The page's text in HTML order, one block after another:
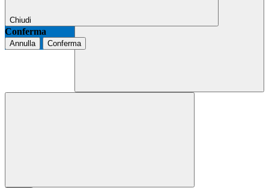
Chiudi
Conferma
Annulla Conferma